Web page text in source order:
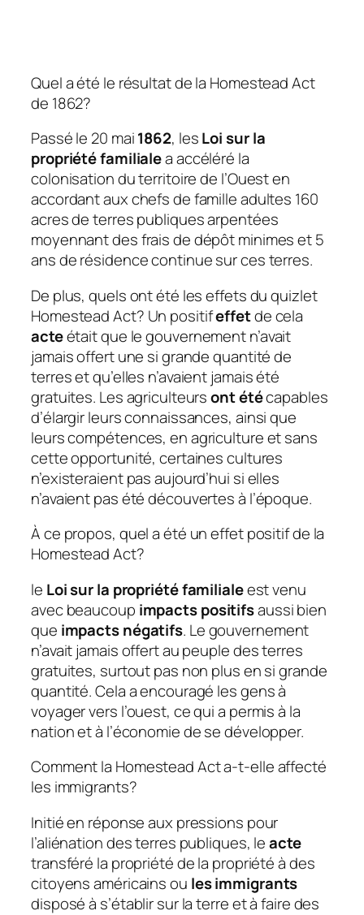
Quel a été le résultat de la Homestead Act
de 1862?
Passé le 20 mai1862, lesLoi sur la
propriété familialea accéléré la
colonisation du territoire de l’Ouest en
accordant aux chefs de famille adultes 160
acres de terres publiques arpentées
moyennant des frais de dépôt minimes et 5
ans de résidence continue sur ces terres.
De plus, quels ont été les effets du quizlet
Homestead Act? Un positifeffetde cela
acteétait que le gouvernement n’avait
jamais offert une si grande quantité de
terres et qu’elles n’avaient jamais été
gratuites. Les agriculteursont étécapables
d’élargir leurs connaissances, ainsi que
leurs compétences, en agriculture et sans
cette opportunité, certaines cultures
n’existeraient pas aujourd’hui si elles
n’avaient pas été découvertes à l’époque.
À ce propos, quel a été un effet positif de la
Homestead Act?
le Loi sur la propriété familialeest venu
avec beaucoup impacts positifsaussi bien
que impacts négatifs. Le gouvernement
n’avait jamais offert au peuple des terres
gratuites, surtout pas non plus en si grande
quantité. Cela a encouragé les gens à
voyager vers l’ouest, ce qui a permis à la
nation et à l’économie de se développer.
Comment la Homestead Act a-t-elle affecté
les immigrants?
Initié en réponse aux pressions pour
l’aliénation des terres publiques, leacte
transféré la propriété de la propriété à des
citoyens américains ou les immigrants
disposé à s’établir sur la terre et à faire des